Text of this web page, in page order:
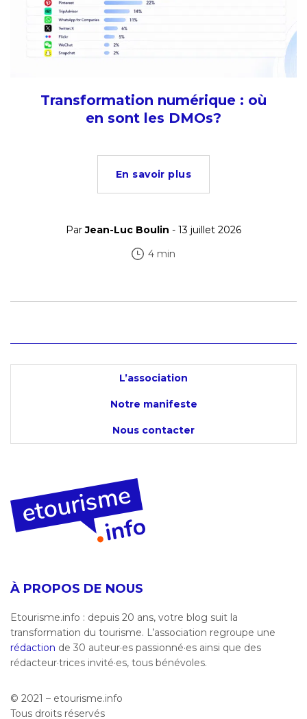
Transformation numérique : où
en sont les DMOs?
En savoir plus
ParJean-Luc Boulin - 13 juillet 2026
4 min
L’association
Notre manifeste
Nous contacter
À PROPOS DE NOUS
Etourisme.info : depuis 20 ans, votre blog suit la
transformation du tourisme. L’association regroupe une
rédaction de 30 auteur·es passionné·es ainsi que des
rédacteur·trices invité·es, tous bénévoles.
© 2021 – etourisme.info
Tous droits réservés